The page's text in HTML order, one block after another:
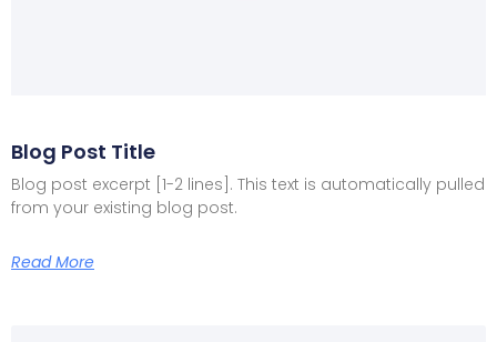
Blog Post Title
Blog post excerpt [1-2 lines]. This text is automatically pulled
from your existing blog post.
Read More